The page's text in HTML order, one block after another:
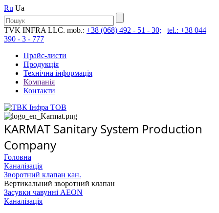
Ru Ua
TVK INFRA LLC. mob.: +38 (068) 492 - 51 - 30;
tel.: +38 044
390 - 3 - 777
Прайс-листи
Продукція
Технічна інформація
Компанія
Контакти
KARMAT Sanitary System Production
Company
Головна
Каналізація
Зворотний клапан кан.
Вертикальний зворотний клапан
Засувки чавунні AEON
Каналізація